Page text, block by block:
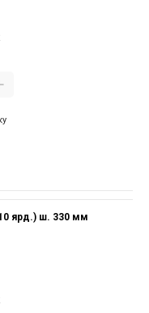
ярд.) ш. 330 мм